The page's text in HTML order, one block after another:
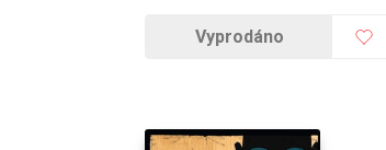
Vyprodáno